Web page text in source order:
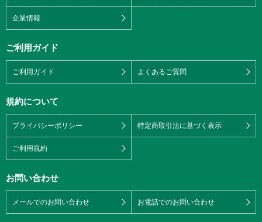
企業情報
ご利用ガイド
ご利用ガイド よくあるご質問
規約について
プライバシーポリシー 特定商取引法に基づく表示
ご利用規約
お問い合わせ
メールでのお問い合わせ お電話でのお問い合わせ